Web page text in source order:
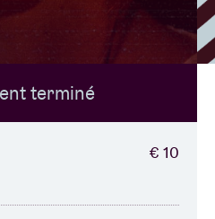
terminé
€ 10